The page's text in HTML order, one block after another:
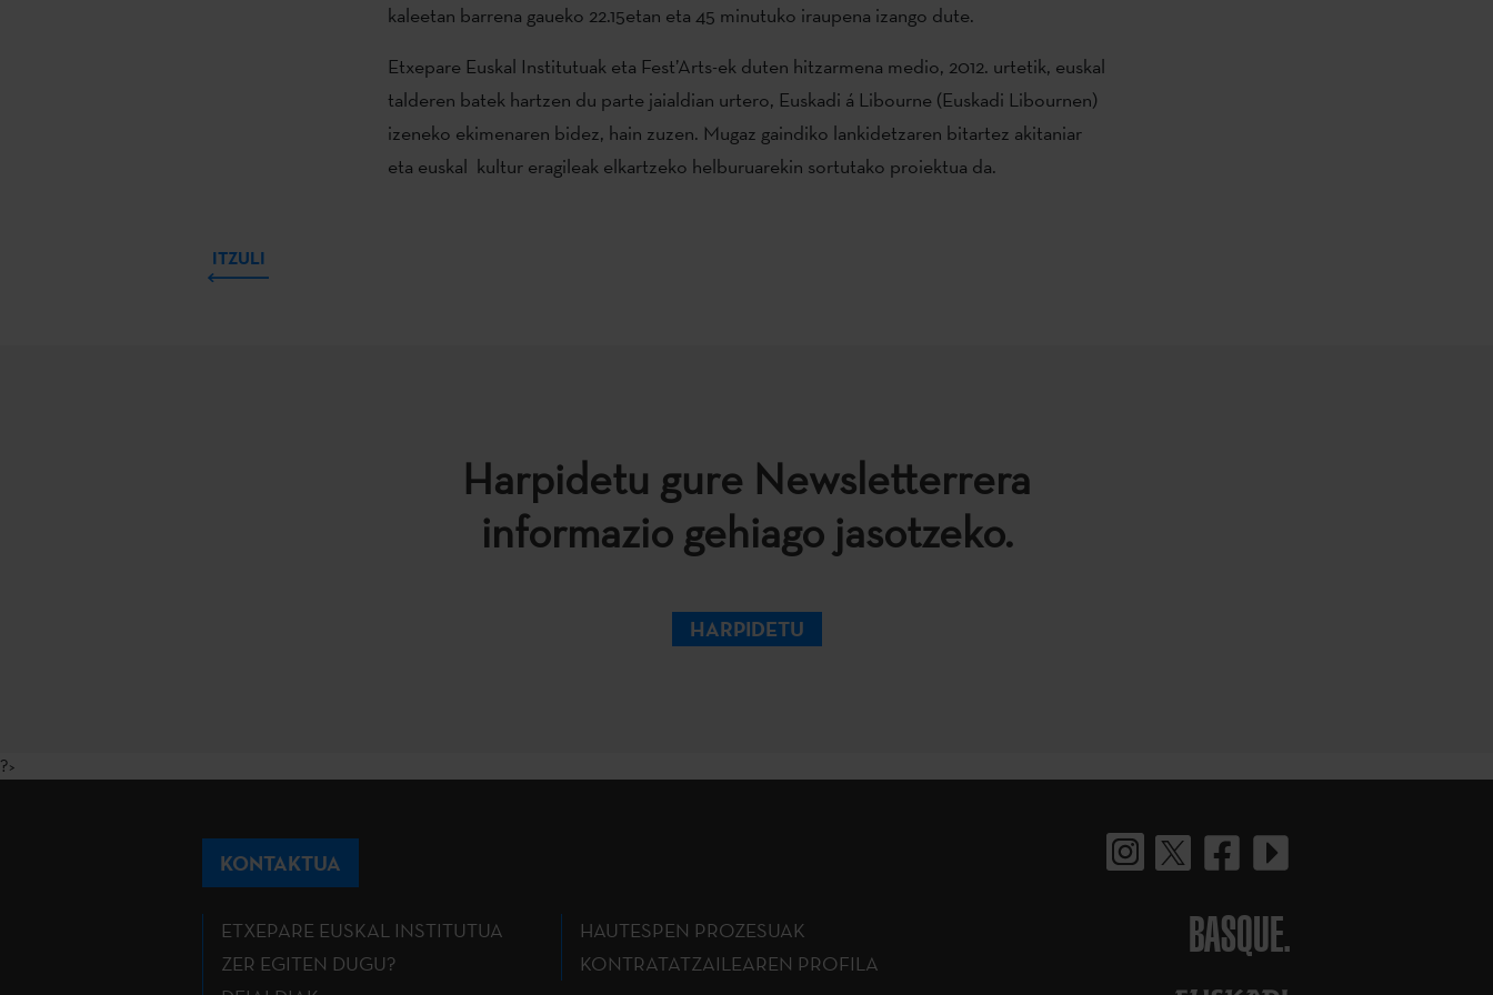
kaleetan barrena gaueko 22.15etan eta 45 minutuko iraupena izango dute.
Etxepare Euskal Institutuak eta Fest’Arts-ek duten hitzarmena medio, 2012. urtetik, euskal
talderen batek hartzen du parte jaialdian urtero, Euskadi á Libourne (Euskadi Libournen)
izeneko ekimenaren bidez, hain zuzen. Mugaz gaindiko lankidetzaren bitartez akitaniar
eta euskal kultur eragileak elkartzeko helburuarekin sortutako proiektua da.
ITZULI
Harpidetu gure Newsletterrera
informazio gehiago jasotzeko.
HARPIDETU
?>
KONTAKTUA
ETXEPARE EUSKAL INSTITUTUA
ZER EGITEN DUGU?
HAUTESPEN PROZESUAK
KONTRATATZAILEAREN PROFILA
BASQUE.